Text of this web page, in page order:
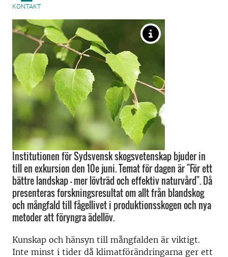
KONTAKT
Institutionen för Sydsvensk skogsvetenskap bjuder in
till en exkursion den 10e juni. Temat för dagen är "För ett
bättre landskap - mer lövträd och effektiv naturvård". Då
presenteras forskningsresultat om allt från blandskog
och mångfald till fågellivet i produktionsskogen och nya
metoder att föryngra ädellöv.
Kunskap och hänsyn till mångfalden är viktigt.
Inte minst i tider då klimatförändringarna ger ett